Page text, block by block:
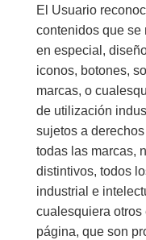
El Usuario
contenidos que se
en especial,
iconos, botones,
marcas, o
de utilización
sujetos a
todas las marcas,
distintivos, todos
industrial e
cualesquiera otros
página, que son